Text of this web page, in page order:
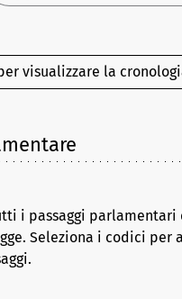
visualizzare la
i passaggi
Seleziona i codici per